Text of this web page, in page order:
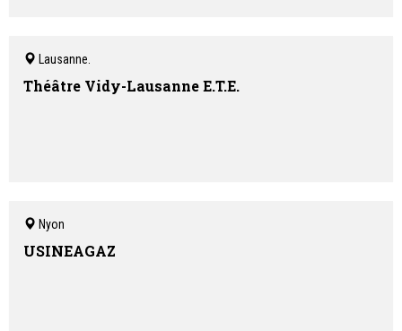
Lausanne.
Théâtre Vidy-Lausanne E.T.E.
Nyon
USINEAGAZ